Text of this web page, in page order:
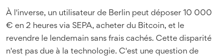
À l'inverse, un utilisateur de Berlin peut déposer 10 000
€ en 2 heures via SEPA, acheter du Bitcoin, et le
revendre le lendemain sans frais cachés. Cette disparité
n'est pas due à la technologie. C'est une question de